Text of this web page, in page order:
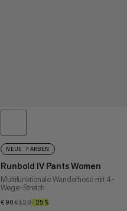
NEUE FARBEN
Runbold IV Pants Women
Multifunktionale Wanderhose mit 4-
Wege-Stretch
€90€90
€120€120
–25%